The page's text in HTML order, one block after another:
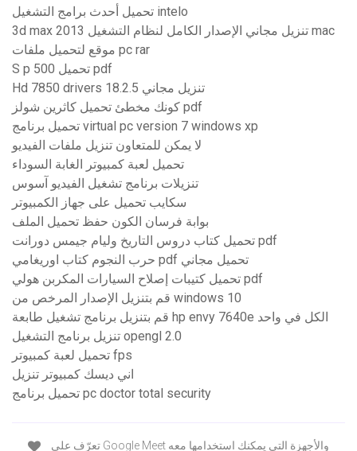
تحميل أحدث برامج التشغيل intelo
3d max 2013 تنزيل مجاني الإصدار الكامل لنظام التشغيل mac
موقع لتحميل ملفات pc rar
S p 500 تحميل pdf
Hd 7850 drivers 18.2.5 تنزيل مجاني
كونك مخطئ تحميل كاثرين شولز pdf
تحميل برنامج virtual pc version 7 windows xp
لا يمكن للمتعاون تنزيل ملفات الفيديو
تحميل لعبة كمبيوتر الغابة السوداء
تنزيلات برنامج تشغيل الفيديو آسوس
سكايب تحميل على جهاز الكمبيوتر
بوابة فرسان الكون حفظ تحميل الملف
تحميل كتاب دروس التاريخ وليام جيمس دورانت pdf
حرب النجوم كتاب اوريغامي pdf تحميل مجاني
تحميل كتيبات إصلاح السيارات المكربن ​​هولي pdf
قم بتنزيل الإصدار المرخص من windows 10
قم بتنزيل برنامج تشغيل طابعة hp envy 7640e الكل في واحد
تنزيل برنامج التشغيل opengl 2.0
تحميل لعبة كمبيوتر fps
اني ديسك كمبيوتر تنزيل
تحميل برنامج pc doctor total security